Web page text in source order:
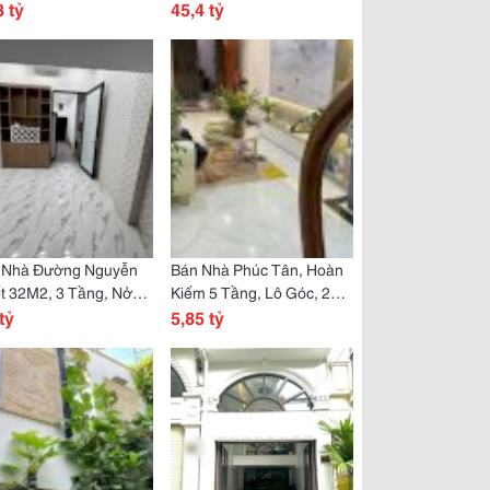
Ô Tô, Vỉa Hè Ô Tô
tỷ
185M2, 4 Tầng, Cây Xanh
4X Tỷ
45,4 tỷ
Đường Nguyễn
32M2, 3 Tầng, Nở
Ngõ Thông Rộng
Bán Nhà Phúc Tân, Hoàn
Kiếm 5 Tầng, Lô Góc, 20M
Ra Mặt Phố Ô Tô, Nhà
5,85 tỷ